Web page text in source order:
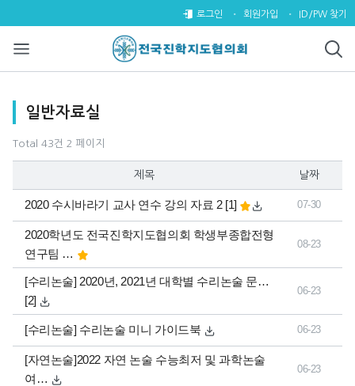
일반자료실 2 페이지
로그인 회원가입 ID/PW 찾기
일반자료실
Total 43건 2 페이지
제목 날짜
2020 수시바라기 교사 연수 강의 자료 2 댓글
[1]개 07-30
2020학년도 전국진학지도협의회 학생부종합전형
연구팀 …
08-23
[수리논술] 2020년, 2021년 대학별 수리논술 문…
[2]개
06-23
[수리논술] 수리논술 미니 가이드북 06-23
[자연논술]2022 자연 논술 수능최저 및 과학논술
여…
06-23